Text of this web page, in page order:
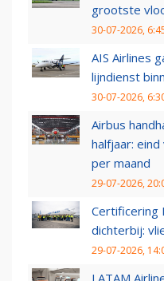
grootste
30-07-2026,
AIS Airlines
lijndienst
30-07-2026,
Airbus
halfjaar:
per maand
29-07-2026,
Certificering
dichterbij:
29-07-2026,
LATAM